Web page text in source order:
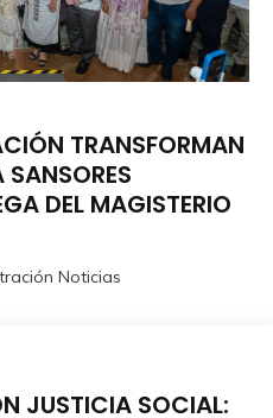
TRANSFORMAN
DEL MAGISTERIO
Noticias
JUSTICIA SOCIAL: